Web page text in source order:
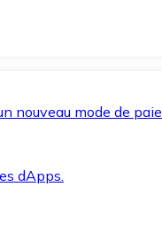
nouveau mode de
dApps.